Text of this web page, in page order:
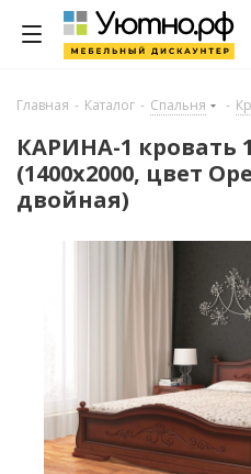
Главная - Каталог - Спальня -
КАРИНА-1 кровать
(1400х2000, цвет
двойная)